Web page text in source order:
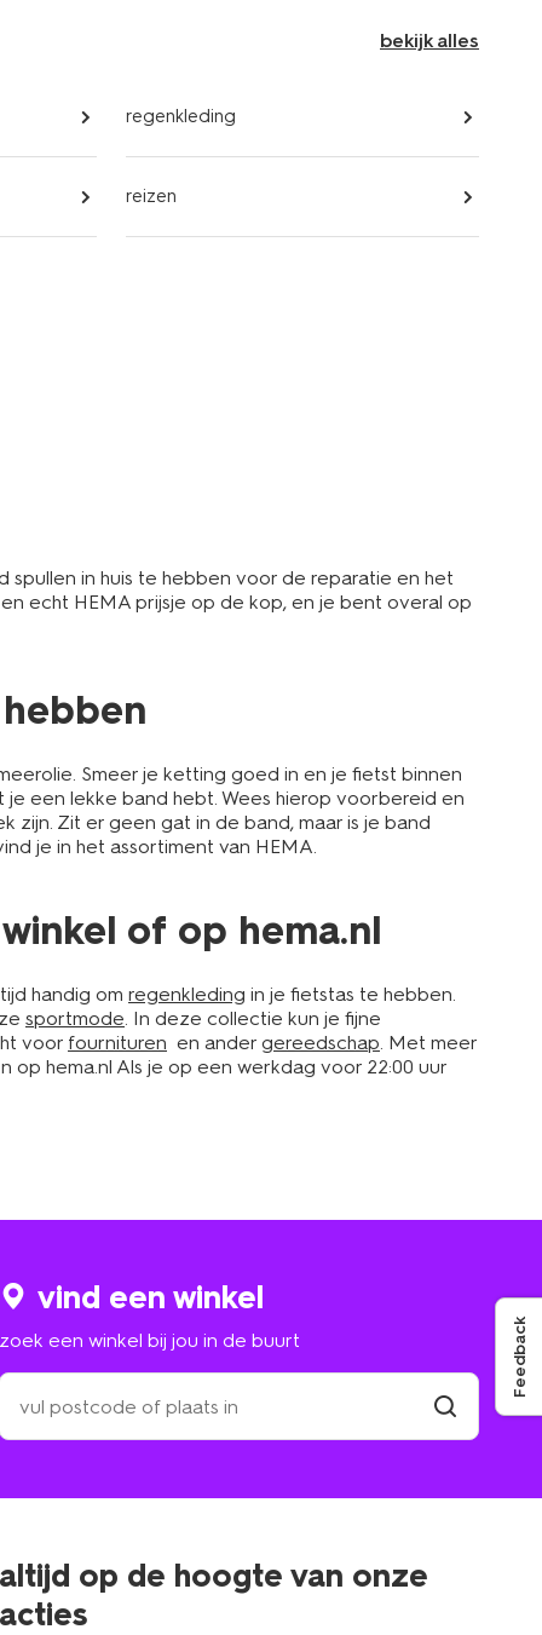
Feedback
bekijk alles
regenkleding
reizen
spullen in huis te hebben voor de reparatie en het
echt HEMA prijsje op de kop, en je bent overal op
Smeer je ketting goed in en je fietst binnen
een lekke band hebt. Wees hierop voorbereid en
zijn. Zit er geen gat in de band, maar is je band
je in het assortiment van HEMA.
of op hema.nl
handig om regenkleding in je fietstas te hebben.
sportmode. In deze collectie kun je fijne
voor fournituren en ander gereedschap. Met meer
op hema.nl Als je op een werkdag voor 22:00 uur
vind een winkel
een winkel bij jou in de buurt
op de hoogte van onze